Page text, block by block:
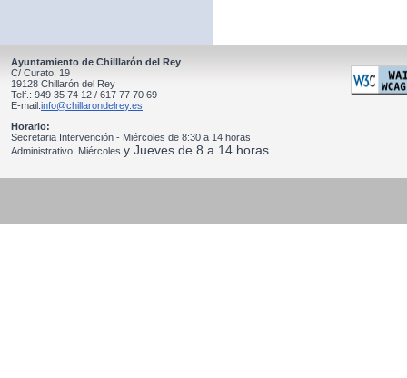
Ayuntamiento de Chilllarón del Rey
C/ Curato, 19
19128 Chillarón del Rey
Telf.: 949 35 74 12 / 617 77 70 69
E-mail:info@chillarondelrey.es
Horario:
Secretaria Intervención - Miércoles de 8:30 a 14 horas
Administrativo: Miércoles y Jueves de 8 a 14 horas